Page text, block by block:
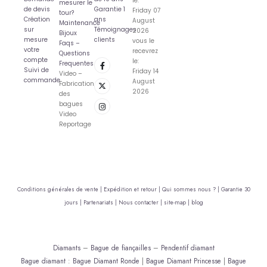
de devis
Création
sur
mesure
votre
compte
Suivi de
commande
mesurer le
tour?
Maintenance
Bijoux
Faqs –
Questions
Frequentes
Video –
Fabrication
des
bagues
Video
Reportage
Garantie 1
ans
Témoignages
clients
Friday 07
August
2026
vous le
recevrez
le:
Friday 14
August
2026
Conditions générales de vente | Expédition et retour | Qui sommes nous ? | Garantie 30
jours | Partenariats | Nous contacter | site-map | blog
Diamants– Bague de fiançailles– Pendentif diamant
Bague diamant : Bague Diamant Ronde | Bague Diamant Princesse | Bague